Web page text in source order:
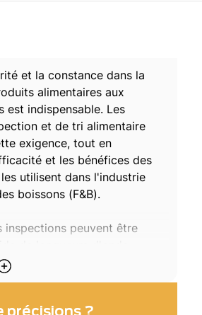
et la constance dans la
alimentaires aux
est indispensable. Les
et de tri alimentaire
exigence, tout en
et les bénéfices des
utilisent dans l'industrie
boissons (F&B).
inspections peuvent être
systèmes d'imagerie. Dans
tri alimentaire, le SWIR est